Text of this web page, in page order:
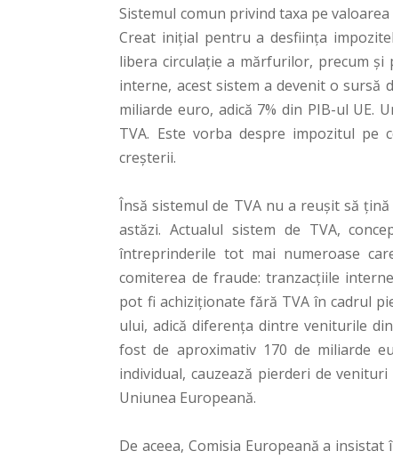
Sistemul comun privind taxa pe
Creat inițial pentru a desființa
libera circulație a mărfurilor, precum
interne, acest sistem a devenit o sursă
miliarde euro, adică 7% din PIB-ul UE.
TVA. Este vorba despre impozitul pe
creșterii.
Însă sistemul de TVA nu a reușit să
astăzi. Actualul sistem de TVA,
întreprinderile tot mai numeroase
comiterea de fraude: tranzacțiile
pot fi achiziționate fără TVA în cadrul
ului, adică diferența dintre veniturile
fost de aproximativ 170 de miliarde
individual, cauzează pierderi de
Uniunea Europeană.
De aceea, Comisia Europeană a